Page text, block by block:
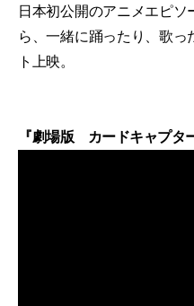
日本初公開のアニメエピ
ら、一緒に踊ったり、歌
ト上映。
『劇場版 カードキャプタ